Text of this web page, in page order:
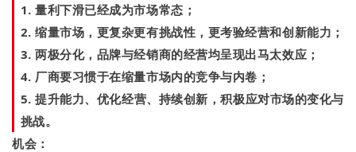
1. 量利下滑已经成为市场常态；
2. 缩量市场，更复杂更有挑战性，更考验经营和创新能力；
3. 两极分化，品牌与经销商的经营均呈现出马太效应；
4. 厂商要习惯于在缩量市场内的竞争与内卷；
5. 提升能力、优化经营、持续创新，积极应对市场的变化与
挑战。
机会：